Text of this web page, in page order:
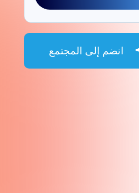
انضم إلى المجتمع